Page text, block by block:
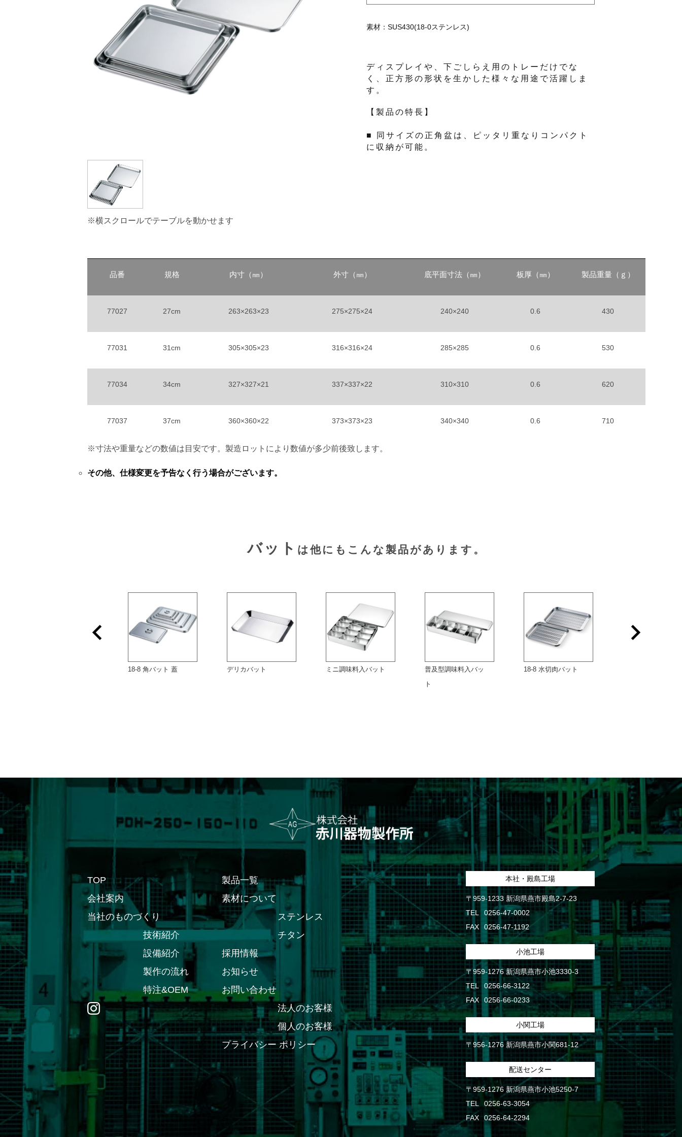
素材：SUS430(18-0ステンレス)
ディスプレイや、下ごしらえ用のトレーだけでな
く、正方形の形状を生かした様々な用途で活躍しま
す。
【製品の特長】
■ 同サイズの正角盆は、ピッタリ重なりコンパクト
に収納が可能。
※横スクロールでテーブルを動かせます
品番 規格 内寸（㎜） 外寸（㎜） 底平面寸法（㎜） 板厚（㎜） 製品重量（ｇ）
77027 27cm 263×263×23 275×275×24 240×240 0.6 430
77031 31cm 305×305×23 316×316×24 285×285 0.6 530
77034 34cm 327×327×21 337×337×22 310×310 0.6 620
77037 37cm 360×360×22 373×373×23 340×340 0.6 710
※寸法や重量などの数値は目安です。製造ロットにより数値が多少前後致します。
その他、仕様変更を予告なく行う場合がございます。
バット は他にもこんな製品があります。
18-8 角バット 蓋 デリカバット ミニ調味料入バット
普及型調味料入バッ
ト
18-8 水切肉バット
TOP
会社案内
当社のものづくり
技術紹介
設備紹介
製作の流れ
特注&OEM
製品一覧
素材について
ステンレス
チタン
採用情報
お知らせ
お問い合わせ
法人のお客様
個人のお客様
プライバシー ポリシー
本社・殿島工場
〒959-1233 新潟県燕市殿島2-7-23
TEL
0256-47-0002
FAX
0256-47-1192
小池工場
〒959-1276 新潟県燕市小池3330-3
TEL
0256-66-3122
FAX
0256-66-0233
小関工場
〒956-1276 新潟県燕市小関681-12
配送センター
〒959-1276 新潟県燕市小池5250-7
TEL
0256-63-3054
FAX
0256-64-2294